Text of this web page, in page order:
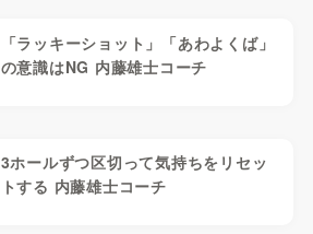
「ラッキーショット」「あわよくば」
の意識はNG 内藤雄士コーチ
3ホールずつ区切って気持ちをリセッ
トする 内藤雄士コーチ